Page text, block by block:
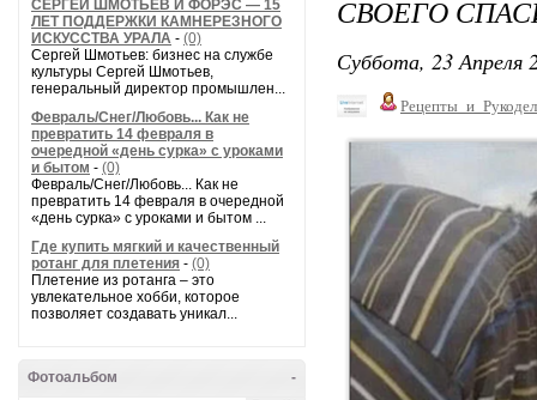
СЕРГЕЙ ШМОТЬЕВ И ФОРЭС — 15
ЛЕТ ПОДДЕРЖКИ КАМНЕРЕЗНОГО
ИСКУССТВА УРАЛА - (0)
Сергей Шмотьев: бизнес на службе
культуры Сергей Шмотьев,
генеральный директор промышлен...
Февраль/Снег/Любовь... Как не
превратить 14 февраля в
очередной «день сурка» с уроками
и бытом - (0)
Февраль/Снег/Любовь... Как не
превратить 14 февраля в очередной
«день сурка» с уроками и бытом ...
Где купить мягкий и качественный
ротанг для плетения - (0)
Плетение из ротанга – это
увлекательное хобби, которое
позволяет создавать уникал...
-
Фотоальбом
СВОЕГО
Суббота, 23 Апреля